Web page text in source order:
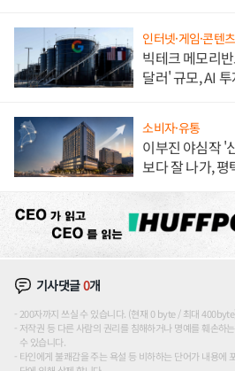
인터넷·게임·콘텐츠
빅테크 메모리
달러' 규모, AI
소비자·유통
이부진 야심작 '
보다 잘 나가, 평
기사댓글0개
200자까지 쓰실 수 있습니다. (현재 0 byte / 최대
저작권 등 다른 사람의 권리를 침해하거나 명예를 훼손하
수 있습니다.
타인에게 불쾌감을 주는 욕설 등 비하하는 단어가 내용에